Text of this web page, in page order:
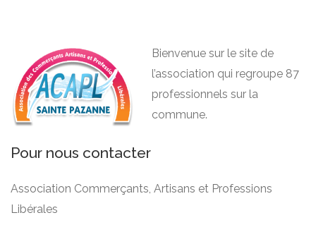
Bienvenue sur le site de
l’association qui regroupe 87
professionnels sur la
commune.
Pour nous contacter
Association Commerçants, Artisans et Professions
Libérales